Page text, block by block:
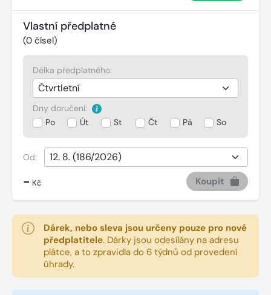
Vlastní předplatné
(0 čísel)
Délka předplatného:
Dny doručení:
Po
Út St Čt Pá So
Od:
- Kč Koupit
Dárek, nebo sleva jsou určeny pouze pro nové
předplatitele. Dárky jsou odesílány na adresu
plátce, a to zpravidla do 6 týdnů od provedení
úhrady.